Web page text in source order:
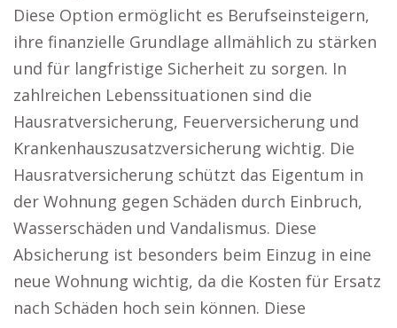
Diese Option ermöglicht es Berufseinsteigern,
ihre finanzielle Grundlage allmählich zu stärken
und für langfristige Sicherheit zu sorgen. In
zahlreichen Lebenssituationen sind die
Hausratversicherung, Feuerversicherung und
Krankenhauszusatzversicherung wichtig. Die
Hausratversicherung schützt das Eigentum in
der Wohnung gegen Schäden durch Einbruch,
Wasserschäden und Vandalismus. Diese
Absicherung ist besonders beim Einzug in eine
neue Wohnung wichtig, da die Kosten für Ersatz
nach Schäden hoch sein können. Diese